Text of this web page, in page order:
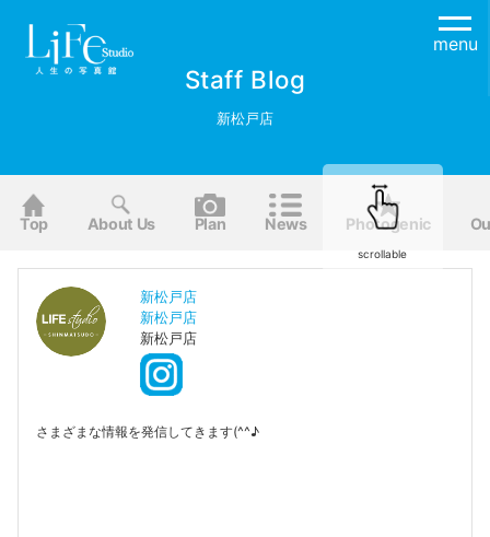
menu
Staff Blog
新松戸店
Top About Us Plan News Photogenic
scrollable
新松戸店
新松戸店
新松戸店
さまざまな情報を発信してきます(^^♪